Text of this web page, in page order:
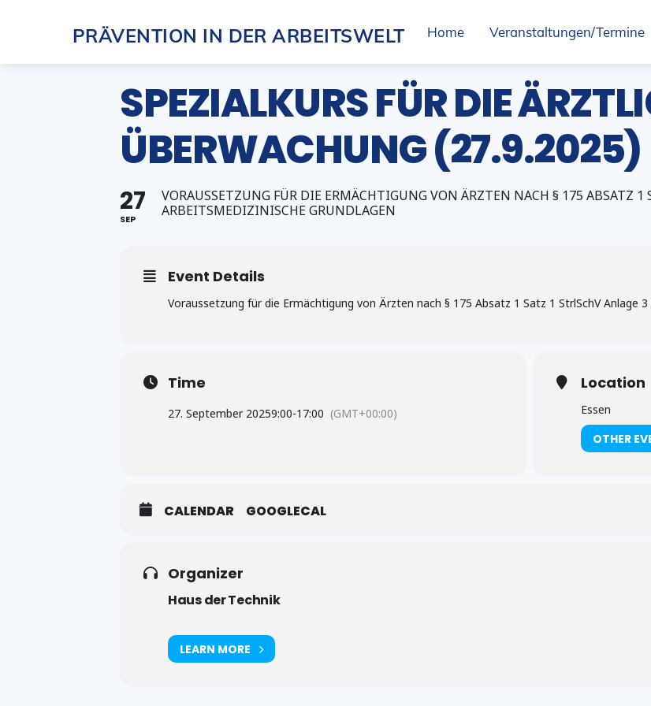
PRÄVENTION IN DER ARBEITSWELT Home Veranstaltungen/Termine
SPEZIALKURS FÜR DIE
ÜBERWACHUNG (27.9.2025)
27
SEP
VORAUSSETZUNG FÜR DIE ERMÄCHTIGUNG VON ÄRZTEN NACH § 175 ABSATZ 1
ARBEITSMEDIZINISCHE GRUNDLAGEN
Event Details
Voraussetzung für die Ermächtigung von Ärzten nach § 175 Absatz 1 Satz 1 StrlSchV Anlage
Time
27. September 20259:00-17:00 (GMT+00:00)
Location
Essen
OTHER
CALENDAR GOOGLECAL
Organizer
Haus der Technik
LEARN MORE